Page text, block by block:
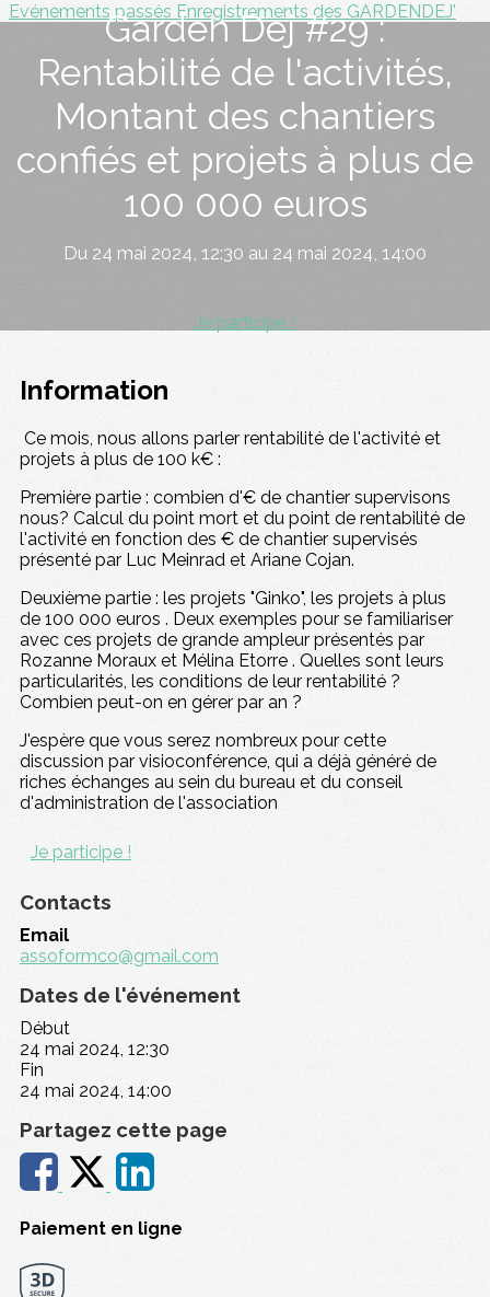
Evénements passés Enregistrements des GARDENDEJ'
Garden Dej #29 :
Rentabilité de l'activités,
Montant des chantiers
confiés et projets à plus de
100 000 euros
Du 24 mai 2024, 12:30 au 24 mai 2024, 14:00
Je participe !
Information
Ce mois, nous allons parler rentabilité de l'activité et
projets à plus de 100 k€ :
Première partie : combien d'€ de chantier supervisons
nous? Calcul du point mort et du point de rentabilité de
l'activité en fonction des € de chantier supervisés
présenté par Luc Meinrad et Ariane Cojan.
Deuxième partie : les projets "Ginko", les projets à plus
de 100 000 euros . Deux exemples pour se familiariser
avec ces projets de grande ampleur présentés par
Rozanne Moraux et Mélina Etorre . Quelles sont leurs
particularités, les conditions de leur rentabilité ?
Combien peut-on en gérer par an ?
J'espère que vous serez nombreux pour cette
discussion par visioconférence, qui a déjà généré de
riches échanges au sein du bureau et du conseil
d'administration de l'association
Je participe !
Contacts
Email
assoformco@gmail.com
Dates de l'événement
Début
24 mai 2024, 12:30
Fin
24 mai 2024, 14:00
Partagez cette page
Paiement en ligne